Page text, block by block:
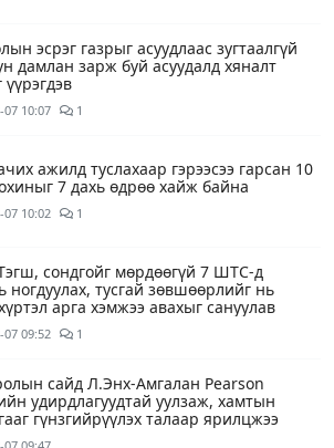
эсрэг газрыг асуудлаас зугтаалгүй
дамлан зарж буй асуудалд хяналт
07 10:07 1
ажилд туслахаар гэрээсээ гарсан 10
7 дахь өдрөө хайж байна
07 10:02 1
сондгойг мөрдөөгүй 7 ШТС-д
ногдуулах, тусгай зөвшөөрлийг нь
арга хэмжээ авахыг сануулав
07 09:52 1
сайд Л.Энх-Амгалан Pearson
удирдлагуудтай уулзаж, хамтын
гүнзгийрүүлэх талаар ярилцжээ